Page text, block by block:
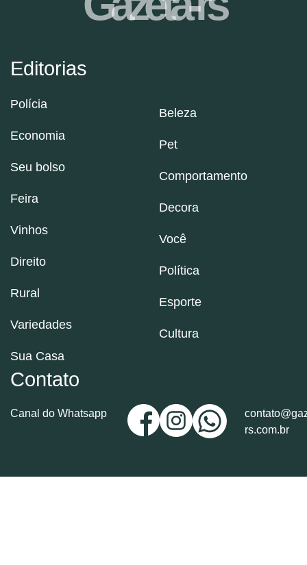
Editorias
Polícia
Economia
Seu bolso
Feira
Vinhos
Direito
Rural
Variedades
Sua Casa
Beleza
Pet
Comportamento
Decora
Você
Política
Esporte
Cultura
Contato
Canal do Whatsapp
rs.com.br